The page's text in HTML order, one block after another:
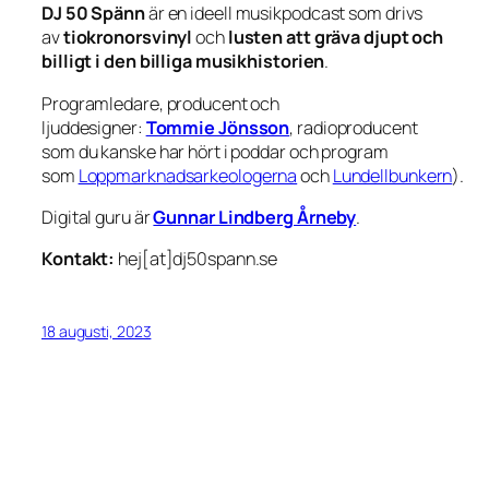
DJ 50 Spännär en ideell musikpodcast som drivs
avtiokronorsvinylochlusten att gräva djupt och
billigt i den billiga musikhistorien.
Programledare, producent och
ljuddesigner: Tommie Jönsson, radioproducent
som du kanske har hört i poddar och program
som LoppmarknadsarkeologernaochLundellbunkern).
Digital guru ärGunnar Lindberg Årneby.
Kontakt: hej[at]dj50spann.se
18 augusti, 2023